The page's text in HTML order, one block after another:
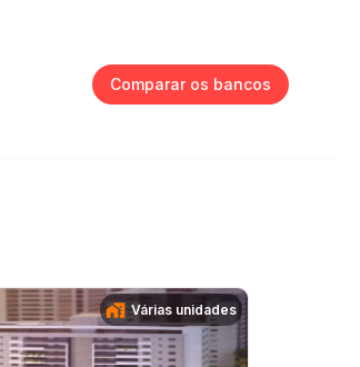
Comparar os bancos
Várias unidades